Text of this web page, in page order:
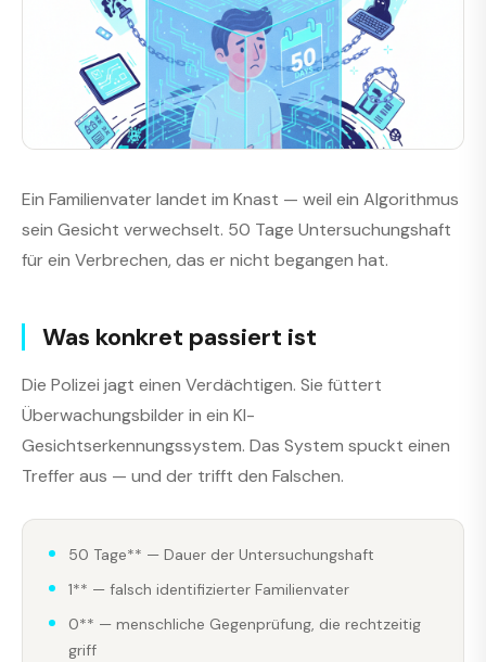
Ein Familienvater landet im Knast — weil ein Algorithmus
sein Gesicht verwechselt. 50 Tage Untersuchungshaft
für ein Verbrechen, das er nicht begangen hat.
Was konkret passiert ist
Die Polizei jagt einen Verdächtigen. Sie füttert
Überwachungsbilder in ein KI-
Gesichtserkennungssystem. Das System spuckt einen
Treffer aus — und der trifft den Falschen.
50 Tage** — Dauer der Untersuchungshaft
1** — falsch identifizierter Familienvater
0** — menschliche Gegenprüfung, die rechtzeitig
griff